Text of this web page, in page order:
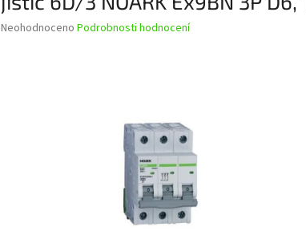
Průměrné
Neohodnoceno Podrobnosti hodnocení